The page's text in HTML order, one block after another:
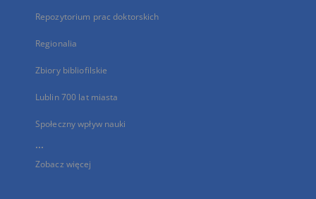
Repozytorium prac doktorskich
Regionalia
Zbiory bibliofilskie
Lublin 700 lat miasta
Społeczny wpływ nauki
...
Zobacz więcej